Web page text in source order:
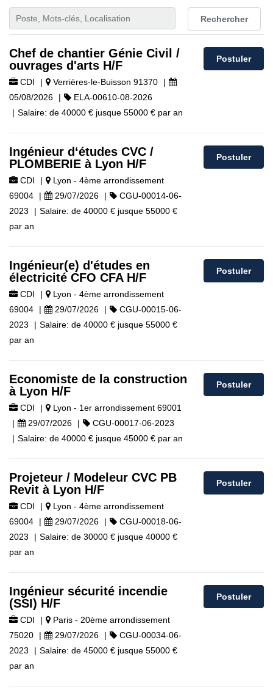
Rechercher
Chef de chantier Génie Civil /
ouvrages d'arts H/F
CDI | Verrières-le-Buisson 91370
|
05/08/2026
|
ELA-00610-08-2026
| Salaire: de 40000 € jusque 55000 € par an
Postuler
Ingénieur d‘études CVC /
PLOMBERIE à Lyon H/F
CDI |
Lyon - 4ème arrondissement
69004
| 29/07/2026 |
CGU-00014-06-
2023
| Salaire: de 40000 € jusque 55000 €
par an
Postuler
Ingénieur(e) d'études en
électricité CFO CFA H/F
CDI |
Lyon - 4ème arrondissement
69004
| 29/07/2026 |
CGU-00015-06-
2023
| Salaire: de 40000 € jusque 55000 €
par an
Postuler
Economiste de la construction
à Lyon H/F
CDI |
Lyon - 1er arrondissement 69001
|
29/07/2026 |
CGU-00017-06-2023
| Salaire: de 40000 € jusque 45000 € par an
Postuler
Projeteur / Modeleur CVC PB
Revit à Lyon H/F
CDI |
Lyon - 4ème arrondissement
69004
| 29/07/2026 |
CGU-00018-06-
2023
| Salaire: de 30000 € jusque 40000 €
par an
Postuler
Ingénieur sécurité incendie
(SSI) H/F
CDI |
Paris - 20ème arrondissement
75020
| 29/07/2026 |
CGU-00034-06-
2023
| Salaire: de 45000 € jusque 55000 €
par an
Postuler